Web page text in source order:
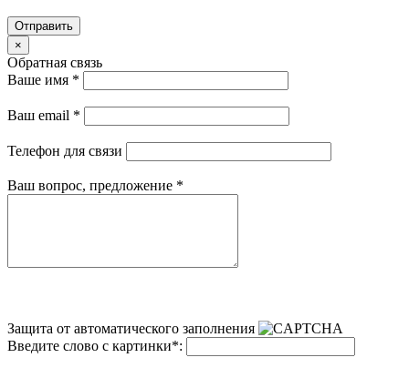
Отправить
×
Обратная связь
Ваше имя *
Ваш email *
Телефон для связи
Ваш вопрос, предложение *
Защита от автоматического заполнения
Введите слово с картинки*: